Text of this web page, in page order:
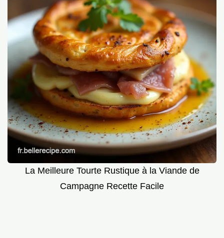
La Meilleure Tourte Rustique à la Viande de
Campagne Recette Facile